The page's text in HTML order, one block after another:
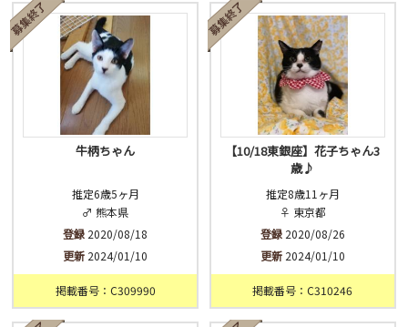
済 未 不明
牛柄ちゃん
推定6歳5ヶ月
♂ 熊本県
登録 2020/08/18
更新 2024/01/10
掲載番号：C309990
【10/18東銀座】花子ちゃん3
歳♪
推定8歳11ヶ月
♀ 東京都
登録2020/08/26
更新2024/01/10
掲載番号：C310246